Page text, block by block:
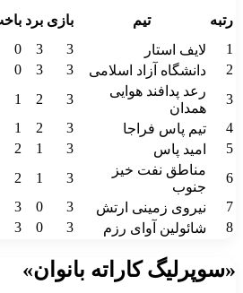
رتبه تیم بازی برد
1
لایف استار 3
3
0
2
دانشگاه آزاد اسلامی 3
3
0
3
رعد پدافند هوایی
همدان
3
2
1
4
تیم پاس فراجا 3
2
1
5
امید پاس 3
1
2
6
مناطق نفت خیز
جنوب
3
1
2
7
نیروی زمینی ارتش 3
0
3
8
شائولین آوای رزم 3
0
3
«سوپرلیگ کاراته بانوان»